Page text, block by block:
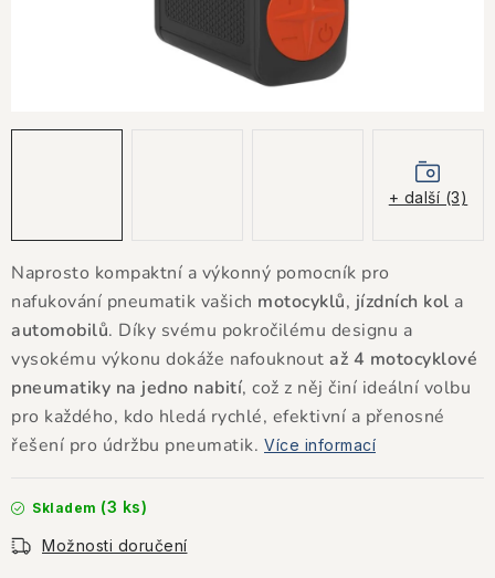
Jak nakupovat
Podmínky ochrany osobních údajů
Naprosto kompaktní a výkonný pomocník pro
nafukování pneumatik vašich motocyklů, jízdních kol a
automobilů. Díky svému pokročilému designu a
vysokému výkonu dokáže nafouknout až 4 motocyklové
pneumatiky na jedno nabití, což z něj činí ideální volbu
pro každého, kdo hledá rychlé, efektivní a přenosné
řešení pro údržbu pneumatik. Více informací
Skladem (3 ks)
Možnosti doručení
+ další (3)